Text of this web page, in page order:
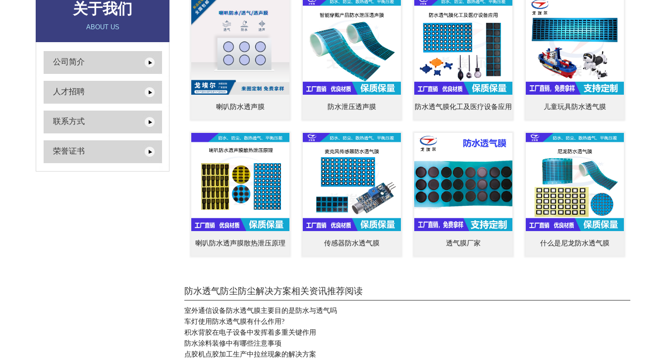
关于我们
ABOUT US
公司简介
人才招聘
联系方式
荣誉证书
喇叭防水透声膜 防水泄压透声膜 防水透气膜化工及医疗设备应用 儿童玩具防水透气膜
喇叭防水透声膜散热泄压原理 传感器防水透气膜 透气膜厂家 什么是尼龙防水透气膜
防水透气防尘防尘解决方案相关资讯推荐阅读
室外通信设备防水透气膜主要目的是防水与透气吗
车灯使用防水透气膜有什么作用?
积水背胶在电子设备中发挥着多重关键作用
防水涂料装修中有哪些注意事项
点胶机点胶加工生产中拉丝现象的解决方案